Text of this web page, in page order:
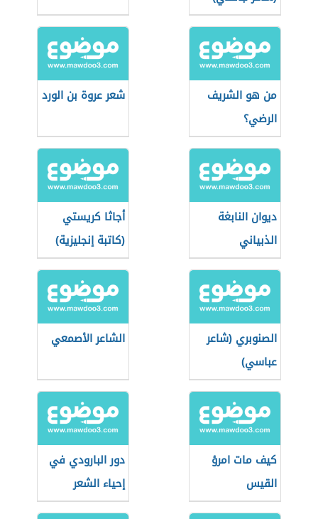
من هو الشريف
الرضي؟
شعر عروة بن الورد
ديوان النابغة
الذبياني
أجاثا كريستي
(كاتبة إنجليزية)
الصنوبري (شاعر
عباسي)
الشاعر الأصمعي
كيف مات امرؤ
القيس
دور البارودي في
إحياء الشعر
العربي